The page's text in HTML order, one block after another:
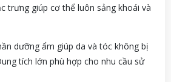
trưng giúp cơ thể luôn sảng khoái và
dưỡng ẩm giúp da và tóc không bị
tích lớn phù hợp cho nhu cầu sử